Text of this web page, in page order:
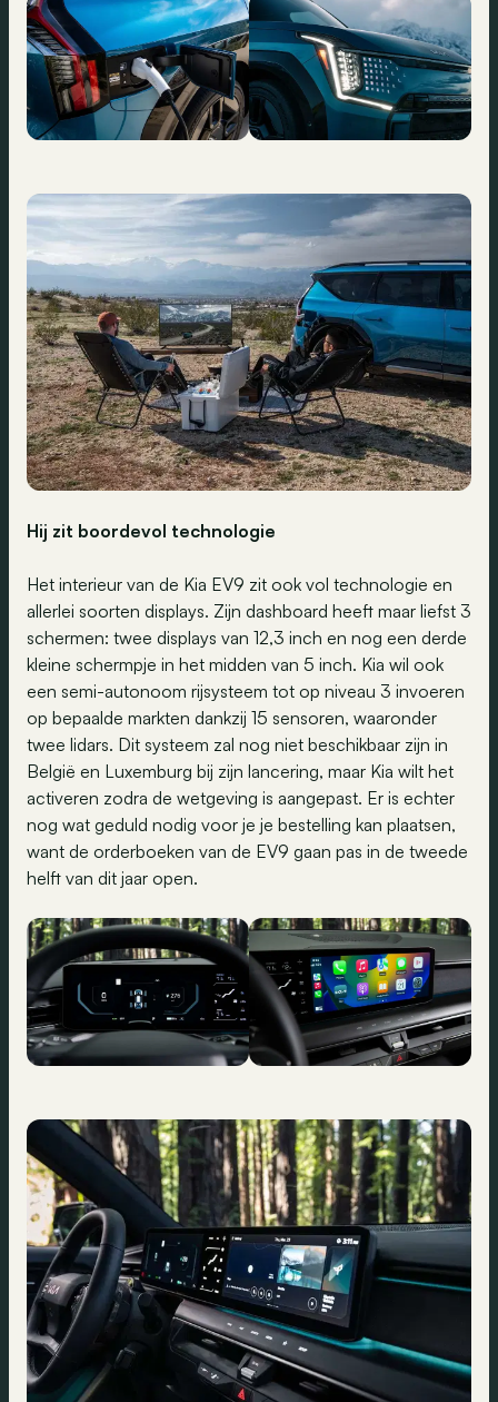
Hij zit boordevol technologie
Het interieur van de Kia EV9 zit ook vol technologie en
allerlei soorten displays. Zijn dashboard heeft maar liefst 3
schermen: twee displays van 12,3 inch en nog een derde
kleine schermpje in het midden van 5 inch. Kia wil ook
een semi-autonoom rijsysteem tot op niveau 3 invoeren
op bepaalde markten dankzij 15 sensoren, waaronder
twee lidars. Dit systeem zal nog niet beschikbaar zijn in
België en Luxemburg bij zijn lancering, maar Kia wilt het
activeren zodra de wetgeving is aangepast. Er is echter
nog wat geduld nodig voor je je bestelling kan plaatsen,
want de orderboeken van de EV9 gaan pas in de tweede
helft van dit jaar open.